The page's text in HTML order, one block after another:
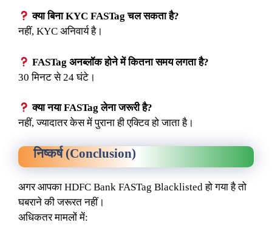
क्या बिना KYC FASTag चल सकता है?
नहीं, KYC अनिवार्य है।
FASTag अनब्लॉक होने में कितना समय लगता है?
30 मिनट से 24 घंटे।
क्या नया FASTag लेना जरूरी है?
नहीं, ज्यादातर केस में पुराना ही एक्टिव हो जाता है।
निष्कर्ष (Conclusion)
अगर आपका HDFC Bank FASTag Blacklisted हो गया है तो
घबराने की जरूरत नहीं।
अधिकतर मामलों में: